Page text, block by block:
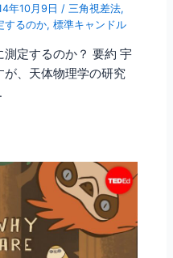
年10月9日 / 三角視差法,
するのか,標準キャンドル
定するのか？ 要約 宇
、天体物理学の研究